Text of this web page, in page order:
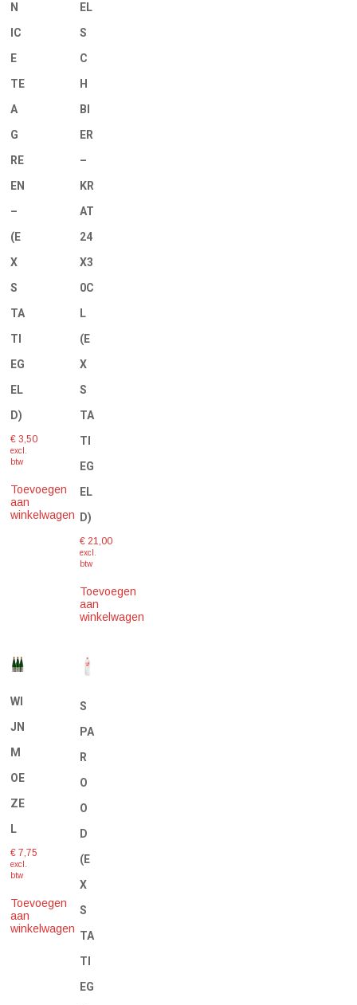
N
IC
E
TE
A
G
RE
EN
–
(E
X
S
TA
TI
EG
EL
D)
€ 3,50
excl.
btw
Toevoegen
aan
winkelwagen
EL
S
C
H
BI
ER
–
KR
AT
24
X3
0C
L
(E
X
S
TA
TI
EG
EL
D)
€21,00
excl.
btw
Toevoegen
aan
winkelwagen
WI
JN
M
OE
ZE
L
€ 7,75
excl.
btw
Toevoegen
aan
winkelwagen
S
PA
R
O
O
D
(E
X
S
TA
TI
EG